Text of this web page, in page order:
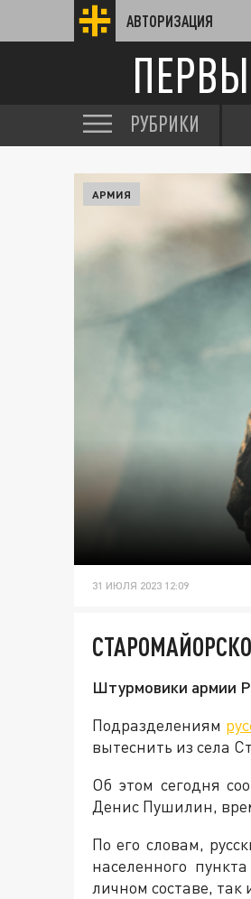
АВТОРИЗАЦИЯ
РУБРИКИ
АРМИЯ
31 ИЮЛЯ 2023 12:09
Штурмовики армии
Подразделениям
вытеснить из села
Об этом сегодня
Денис Пушилин,
По его словам,
населенного
личном составе, так